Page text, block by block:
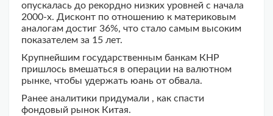
опускалась до рекордно низких уровней с начала
2000-х. Дисконт по отношению к материковым
аналогам достиг 36%, что стало самым высоким
показателем за 15 лет.
Крупнейшим государственным банкам КНР
пришлось вмешаться в операции на валютном
рынке, чтобы удержать юань от обвала.
Ранее аналитики придумали , как спасти
фондовый рынок Китая.